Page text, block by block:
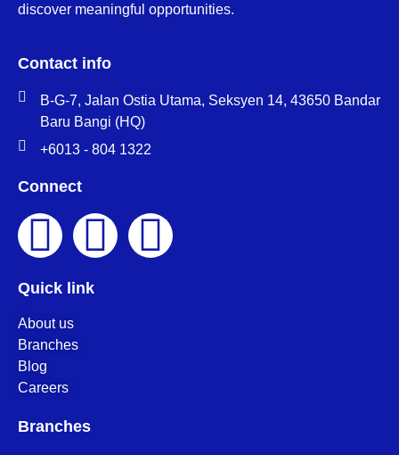
discover meaningful opportunities.
Contact info
B-G-7, Jalan Ostia Utama, Seksyen 14, 43650 Bandar
Baru Bangi (HQ)
+6013 - 804 1322
Connect
Quick link
About us
Branches
Blog
Careers
Branches